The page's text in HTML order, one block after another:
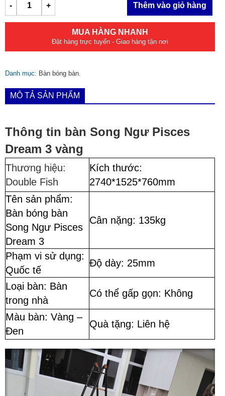
- + Thêm vào giỏ hàng
MUA HÀNG NHANH
Đặt hàng trực tuyến - Giao hàng tận nơi
Danh mục: Bàn bóng bàn
MÔ TẢ SẢN PHẨM
Thông tin bàn Song Ngư Pisces
Dream 3 vàng
Thương hiệu:
Double Fish
Kích thước:
2740*1525*760mm
Tên sản phẩm:
Bàn bóng bàn
Song Ngư Pisces
Dream 3
Cân nặng: 135kg
Phạm vi sử dụng:
Quốc tế
Độ dày: 25mm
Loại bàn: Bàn
trong nhà
Có thể gấp gọn: Không
Màu bàn: Vàng –
Đen
Quà tặng: Liên hệ